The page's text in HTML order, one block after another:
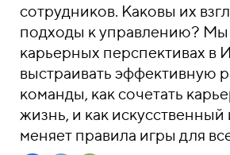
сотрудников. Каковы их
подходы к управлению? Мы
карьерных перспективах в
выстраивать эффективную
команды, как сочетать
жизнь, и как искусственный
меняет правила игры для